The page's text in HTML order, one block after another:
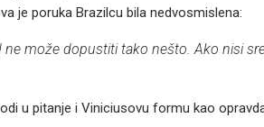
je poruka Brazilcu bila nedvosmislena:
ne može dopustiti tako nešto. Ako nisi
u pitanje i Viniciusovu formu kao